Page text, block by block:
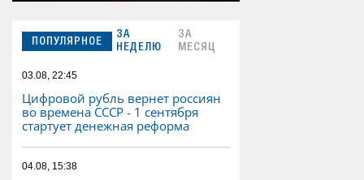
ПОПУЛЯРНОЕ
ЗА
НЕДЕЛЮ
ЗА
МЕСЯЦ
03.08, 22:45
Цифровой рубль вернет россиян
во времена СССР - 1 сентября
стартует денежная реформа
04.08, 15:38